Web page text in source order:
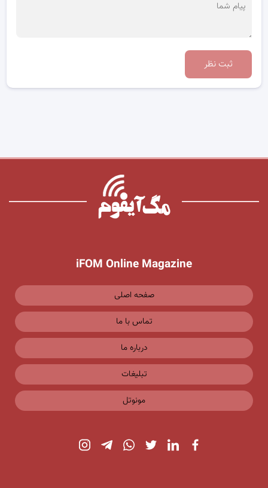
ثبت نظر
iFOM Online Magazine
صفحه اصلی
تماس با ما
درباره ما
تبلیغات
مونوتل